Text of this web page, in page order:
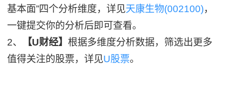
基本面”四个分析维度，详见天康生物(002100)，
一键提交你的分析后即可查看。
2、
【U财经】根据多维度分析数据，筛选出更多
值得关注的股票，详见U股票。